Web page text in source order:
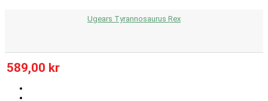
Ugears Tyrannosaurus Rex
589,00 kr